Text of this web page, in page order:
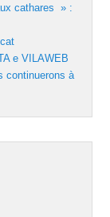
cathares » :
e VILAWEB
continuerons à